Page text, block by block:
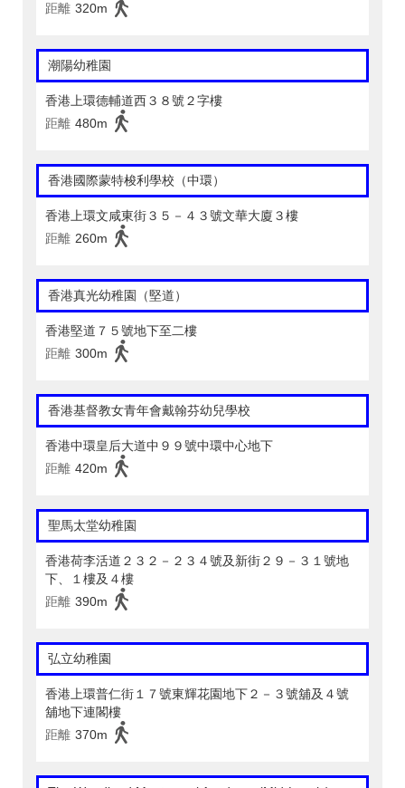
距離 320m
潮陽幼稚園
香港上環德輔道西３８號２字樓
距離 480m
香港國際蒙特梭利學校（中環）
香港上環文咸東街３５－４３號文華大廈３樓
距離 260m
香港真光幼稚園（堅道）
香港堅道７５號地下至二樓
距離 300m
香港基督教女青年會戴翰芬幼兒學校
香港中環皇后大道中９９號中環中心地下
距離 420m
聖馬太堂幼稚園
香港荷李活道２３２－２３４號及新街２９－３１號地
下、１樓及４樓
距離 390m
弘立幼稚園
香港上環普仁街１７號東輝花園地下２－３號舖及４號
舖地下連閣樓
距離 370m